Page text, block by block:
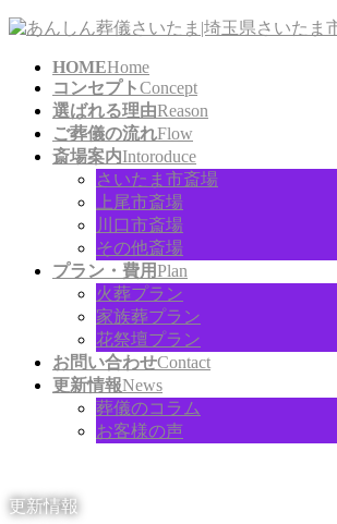
コ
ナ
HOMEHome
コンセプトConcept
選ばれる理由Reason
ご葬儀の流れFlow
斎場案内Intoroduce
さいたま市斎場
上尾市斎場
川口市斎場
その他斎場
プラン・費用Plan
火葬プラン
家族葬プラン
花祭壇プラン
お問い合わせContact
更新情報News
葬儀のコラム
お客様の声
更新情報